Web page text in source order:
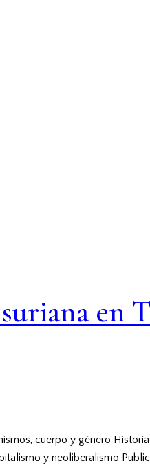
en
cuerpo y género
y neoliberalismo